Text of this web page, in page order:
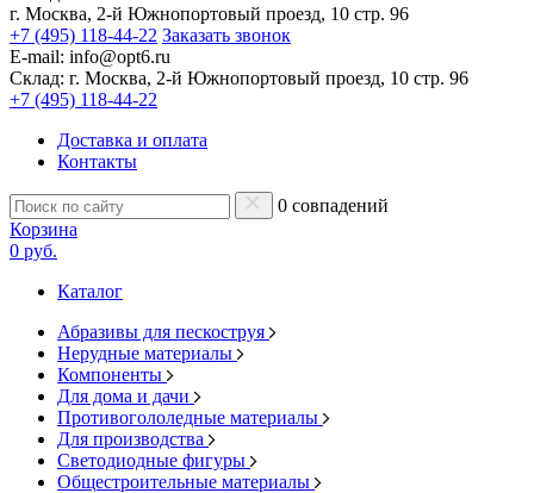
г. Москва, 2-й Южнопортовый проезд, 10 стр. 96
+7 (495) 118-44-22 Заказать звонок
E-mail: info@opt6.ru
Склад: г. Москва, 2-й Южнопортовый проезд, 10 стр. 96
+7 (495) 118-44-22
Доставка и оплата
Контакты
0 совпадений
Корзина
0 руб.
Каталог
Абразивы для пескоструя
Нерудные материалы
Компоненты
Для дома и дачи
Противогололедные материалы
Для производства
Светодиодные фигуры
Общестроительные материалы